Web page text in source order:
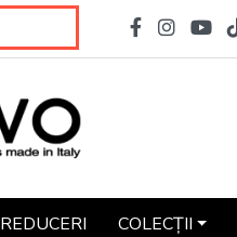
REDUCERI COLECȚII